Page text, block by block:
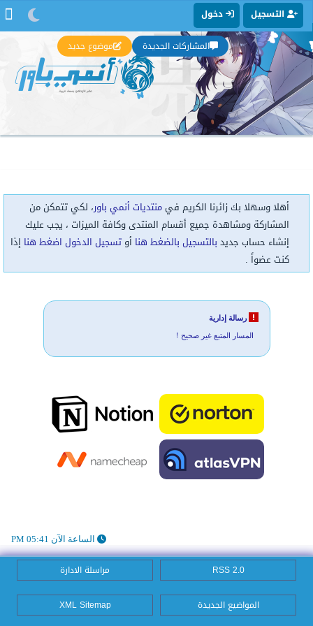
التسجيل دخول
المشاركات الجديدة موضوع جديد
أهلا وسهلا بك زائرنا الكريم فيمنتديات أنمي باور، لكي تتمكن من
المشاركة ومشاهدة جميع أقسام المنتدى وكافة الميزات ، يجب عليك
إنشاء حساب جديد بالتسجيل بالضغط هنا أوتسجيل الدخول اضغط هنا إذا
كنت عضواً .
رسالة إدارية
المسار المتبع غير صحيح !
الساعة الآن 05:41 PM
RSS 2.0 مراسلة الادارة
المواضيع الجديدة XML Sitemap